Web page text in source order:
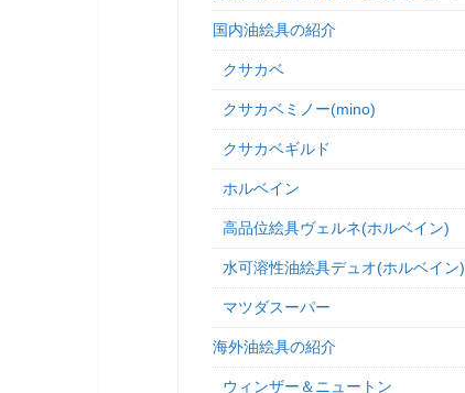
国内油絵具の紹介
クサカベ
クサカベミノー(mino)
クサカベギルド
ホルベイン
高品位絵具ヴェルネ(ホルベイン)
水可溶性油絵具デュオ(ホルベイン)
マツダスーパー
海外油絵具の紹介
ウィンザー＆ニュートン